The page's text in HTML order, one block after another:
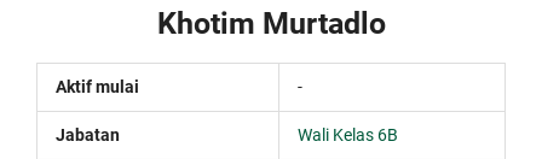
Khotim Murtadlo
Aktif mulai -
Jabatan Wali Kelas 6B